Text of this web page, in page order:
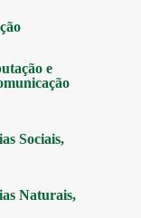
e
Sociais,
Naturais,